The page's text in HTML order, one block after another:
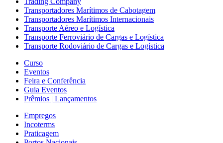
Transportadores Marítimos de Cabotagem
Transportadores Marítimos Internacionais
Transporte Aéreo e Logística
Transporte Ferroviário de Cargas e Logística
Transporte Rodoviário de Cargas e Logística
Curso
Eventos
Feira e Conferência
Guia Eventos
Prêmios | Lançamentos
Empregos
Incoterms
Praticagem